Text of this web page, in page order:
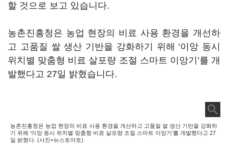
할 것으로 보고 있습니다.
농촌진흥청은 농업 현장의 비료 사용 환경을 개선하
고 고품질 쌀 생산 기반을 강화하기 위해 ‘이앙 동시
위치별 맞춤형 비료 살포량 조절 스마트 이앙기’를 개
발했다고 27일 밝혔습니다.
농촌진흥청은 농업 현장의 비료 사용 환경을 개선하고 고품질 쌀 생산 기반을 강화하
기 위해 ‘이앙 동시 위치별 맞춤형 비료 살포량 조절 스마트 이앙기’를 개발했다고 27
일 밝혔다. (사진=뉴스토마토)